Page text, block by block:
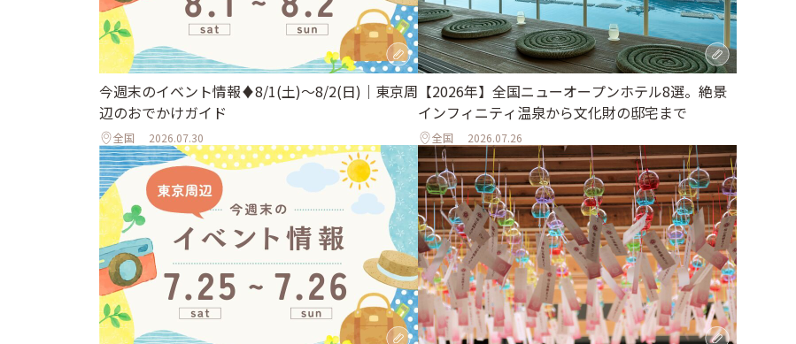
今週末のイベント情報♦︎8/1(土)〜8/2(日)｜東京周
辺のおでかけガイド
全国 2026.07.30
【2026年】全国ニューオープンホテル8選。絶景
インフィニティ温泉から文化財の邸宅まで
全国 2026.07.26